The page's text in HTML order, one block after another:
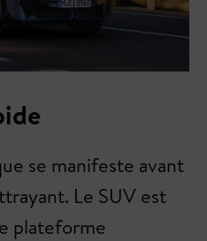
se manifeste avant
Le SUV est
plateforme